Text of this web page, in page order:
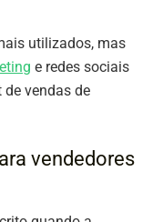
utilizados, mas
e redes sociais
vendas de
vendedores